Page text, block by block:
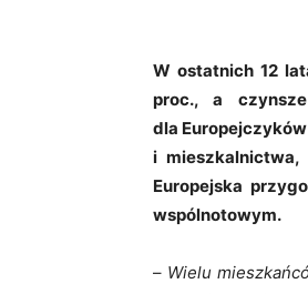
W ostatnich 12
proc., a
dla
i
Europejska
wspólnotowym.
– Wielu